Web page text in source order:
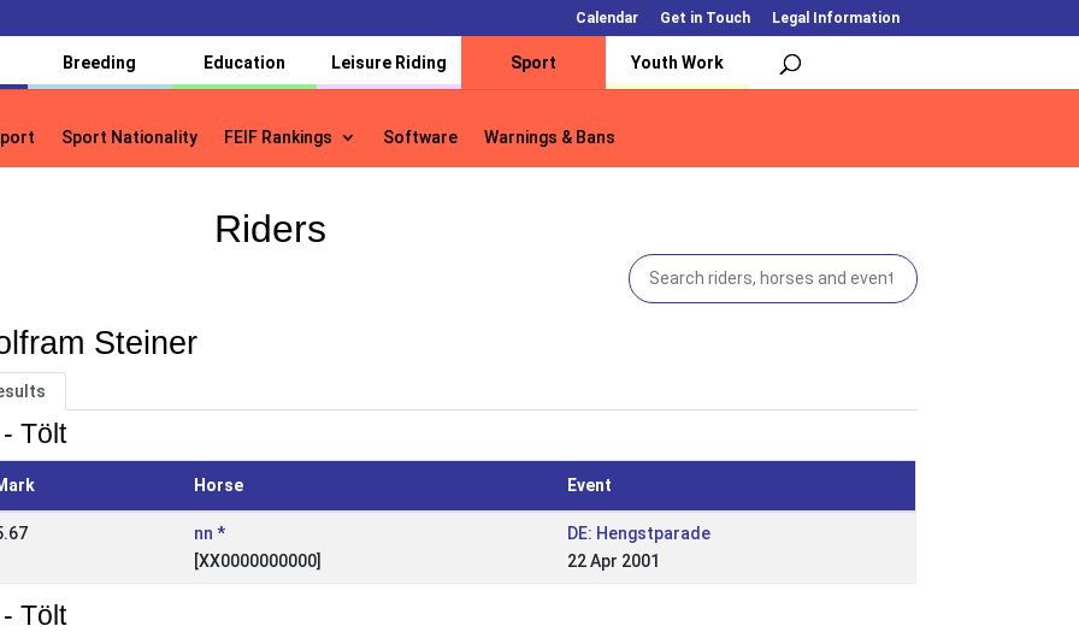
Calendar Get in Touch Legal Information
Breeding Education Leisure Riding Sport Youth Work
Sport Nationality FEIF Rankings Software Warnings & Bans
Sport Nationality FEIF Rankings Software Warnings & Bans
Riders
Steiner
Tölt
Horse Event
nn *
[XX0000000000]
DE: Hengstparade
22 Apr 2001
Tölt